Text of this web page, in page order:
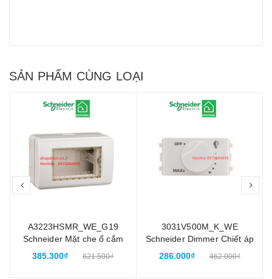
SẢN PHẨM CÙNG LOẠI
A3223HSMR_WE_G19
Schneider Mặt che ổ cắm
chống thấm nước IP55
385.300₫ 621.500₫
3031V500M_K_WE
Schneider Dimmer Chiết áp
điều chỉnh độ sáng đèn
286.000₫ 462.000₫
prev